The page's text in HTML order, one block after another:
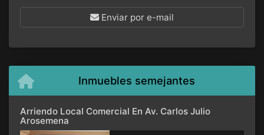
Enviar por e-mail
Inmuebles semejantes
Arriendo Local Comercial En Av. Carlos Julio
Arosemena